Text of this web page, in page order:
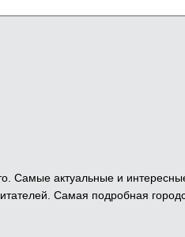
Самые актуальные и
Самая подробная